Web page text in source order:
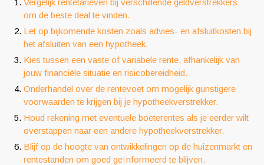
Vergelijk rentetarieven bij verschillende geldverstrekkers
om de beste deal te vinden.
Let op bijkomende kosten zoals advies- en afsluitkosten bij
het afsluiten van een hypotheek.
Kies tussen een vaste of variabele rente, afhankelijk van
jouw financiële situatie en risicobereidheid.
Onderhandel over de rentevoet om mogelijk gunstigere
voorwaarden te krijgen bij je hypotheekverstrekker.
Houd rekening met eventuele boeterentes als je eerder wilt
overstappen naar een andere hypotheekverstrekker.
Blijf op de hoogte van ontwikkelingen op de huizenmarkt en
rentestanden om goed geïnformeerd te blijven.